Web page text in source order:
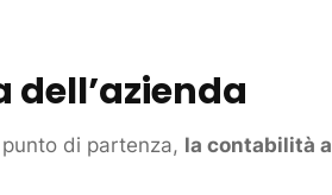
di partenza, la contabilità